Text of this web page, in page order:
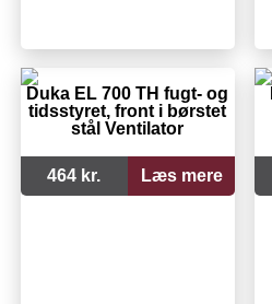
Duka EL 700 TH fugt- og
tidsstyret, front i børstet
stål Ventilator
464 kr. Læs mere